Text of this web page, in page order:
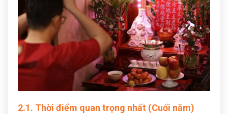
2.1. Thời điểm quan trọng nhất (Cuối năm)